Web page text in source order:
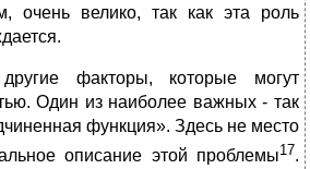
очень велико, так как эта роль
факторы, которые могут
Один из наиболее важных - так
функция». Здесь не место
описание этой проблемы17.